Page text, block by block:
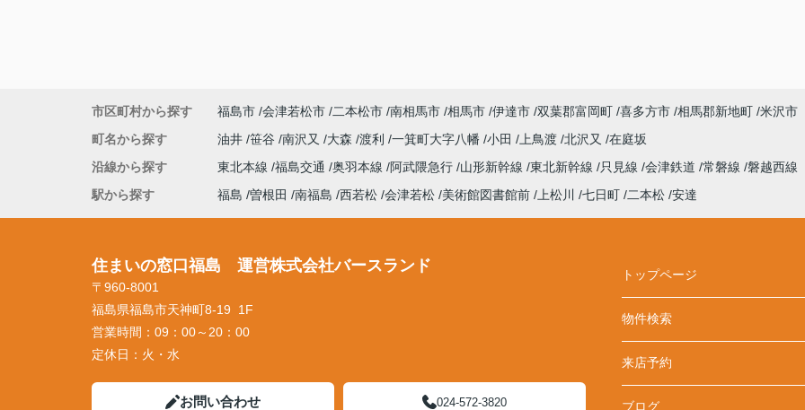
市区町村から探す 福島市 会津若松市 二本松市 南相馬市 相馬市 伊達市 双葉郡富岡町 喜多方市 相馬郡新地町 米沢市
町名から探す
油井 笹谷 南沢又 大森 渡利 一箕町大字八幡 小田 上鳥渡 北沢又
在庭坂
沿線から探す
東北本線 福島交通 奥羽本線 阿武隈急行 山形新幹線 東北新幹線 只見線 会津鉄道 常磐線 磐越西線
駅から探す
福島 曽根田 南福島 西若松 会津若松 美術館図書館前 上松川 七日町 二本松 安達
住まいの窓口福島 運営株式会社バースランド
〒960-8001
福島県福島市天神町8-19 1F
営業時間： 09：00～20：00
定休日： 火・水
お問い合わせ 024-572-3820
トップページ
物件検索
来店予約
ブログ